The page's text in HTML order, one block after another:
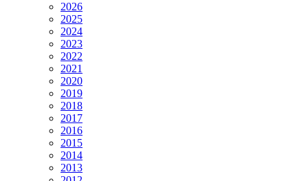
2026
2025
2024
2023
2022
2021
2020
2019
2018
2017
2016
2015
2014
2013